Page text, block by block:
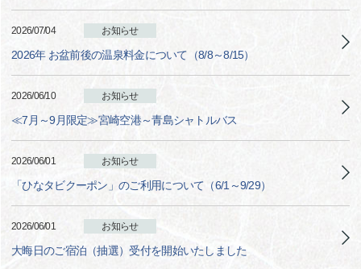
2026/07/04 お知らせ
2026年 お盆前後の温泉料金について（8/8～8/15）
2026/06/10 お知らせ
≪7月～9月限定≫宮崎空港～青島シャトルバス
2026/06/01 お知らせ
「ひなタビクーポン」のご利用について（6/1～9/29）
2026/06/01 お知らせ
大晦日のご宿泊（抽選）受付を開始いたしました